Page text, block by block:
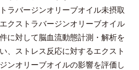
ラバージンオリーブオイル未摂取
クストラバージンオリーブオイル
に対して脳血流動態計測・解析を
、ストレス反応に対するエクスト
ンオリーブオイルの影響を評価し